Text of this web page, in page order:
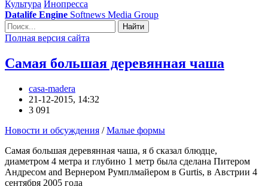
Культура Инопресса
Datalife Engine Softnews Media Group
Найти
Полная версия сайта
Самая большая деревянная чаша
casa-madera
21-12-2015, 14:32
3 091
Новости и обсуждения /Малые формы
Самая большая деревянная чаша, я б сказал блюдце,
диаметром 4 метра и глубино 1 метр была сделана Питером
Андресом and Вернером Румплмайером в Gurtis, в Австрии 4
сентября 2005 года